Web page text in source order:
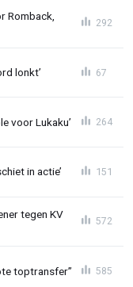
Romback,
292
lonkt’ 67
voor Lukaku’ 264
in actie’ 151
tegen KV
572
toptransfer” 585